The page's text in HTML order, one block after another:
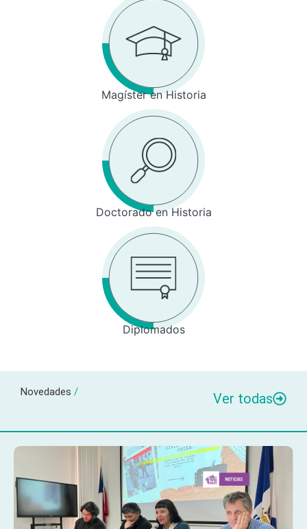
Magíster en Historia
Doctorado en Historia
Diplomados
Novedades / Ver todas